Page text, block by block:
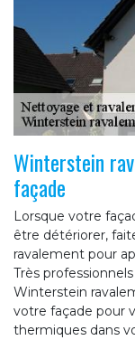
Winterstein
façade
Lorsque votre
être détériorer,
ravalement pour
Très
Winterstein
votre façade pour
thermiques dans